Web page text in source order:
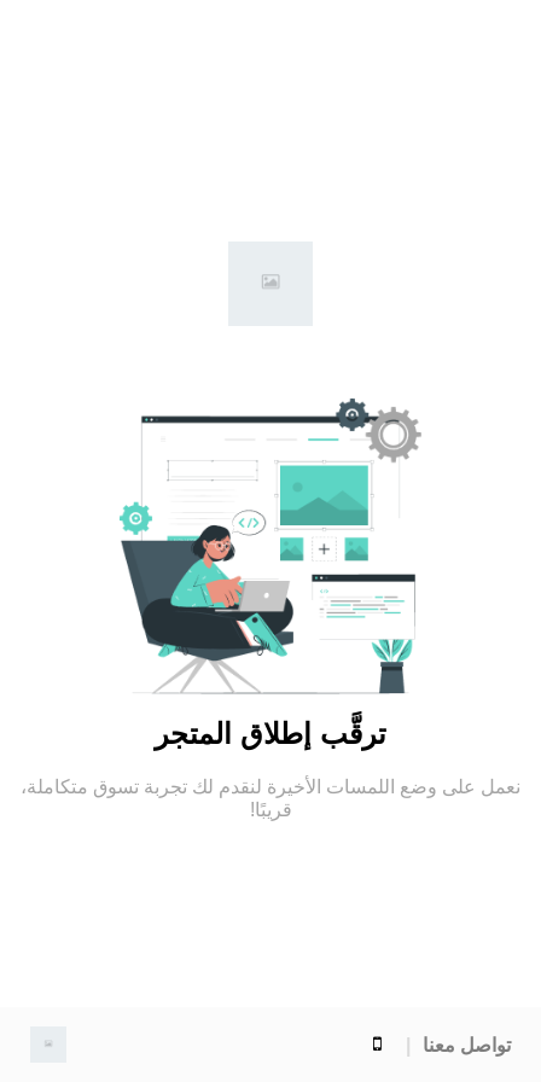
ترقَّب إطلاق المتجر
نعمل على وضع اللمسات الأخيرة لنقدم لك تجربة تسوق متكاملة،
قريبًا!
تواصل معنا